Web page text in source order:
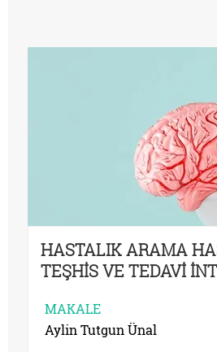
HASTALIK ARAMA
TEŞHİS VE TEDAVİ
MAKALE
Aylin Tutgun Ünal